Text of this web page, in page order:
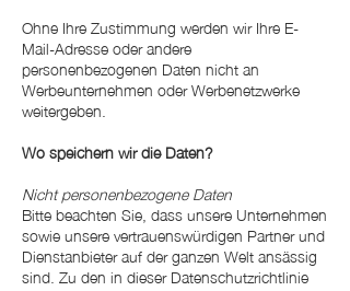
Ohne Ihre Zustimmung werden wir Ihre E-
Mail-Adresse oder andere
personenbezogenen Daten nicht an
Werbeunternehmen oder Werbenetzwerke
weitergeben.
Wo speichern wir die Daten?
Nicht personenbezogene Daten
Bitte beachten Sie, dass unsere Unternehmen
sowie unsere vertrauenswürdigen Partner und
Dienstanbieter auf der ganzen Welt ansässig
sind. Zu den in dieser Datenschutzrichtlinie